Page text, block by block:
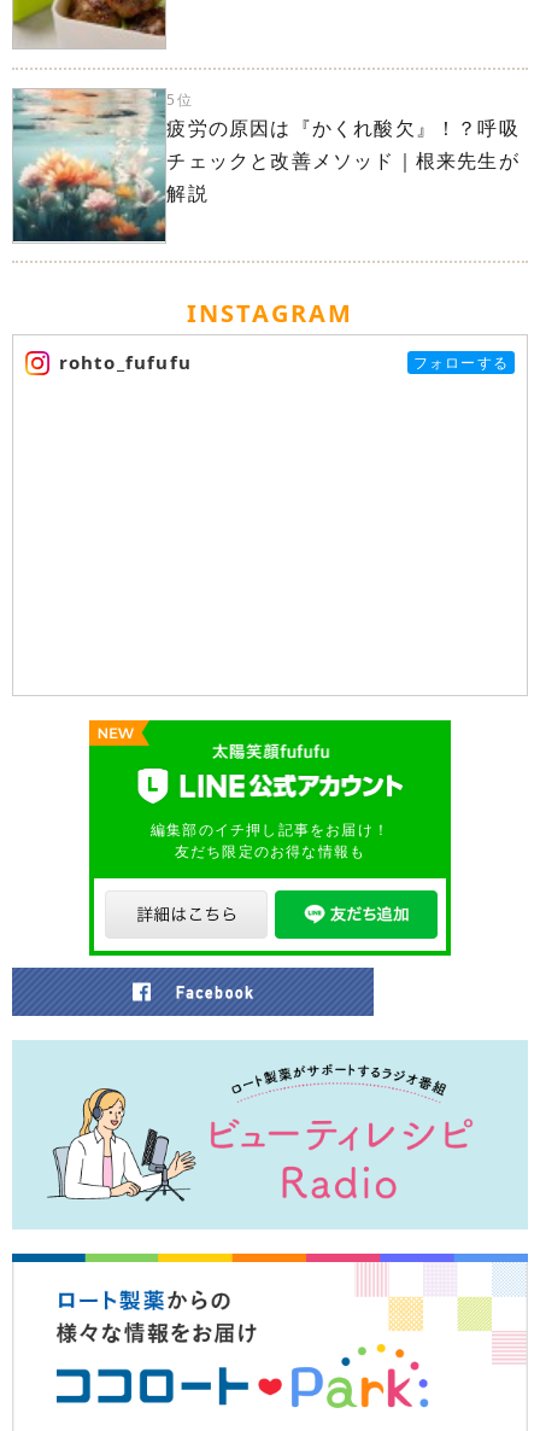
5位
疲労の原因は『かくれ酸欠』！？呼吸
チェックと改善メソッド｜根来先生が
解説
INSTAGRAM
rohto_fufufu フォローする
編集部のイチ押し記事をお届け！
友だち限定のお得な情報も